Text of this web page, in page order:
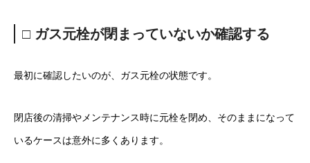
□ ガス元栓が閉まっていないか確認する
最初に確認したいのが、ガス元栓の状態です。
閉店後の清掃やメンテナンス時に元栓を閉め、そのままになって
いるケースは意外に多くあります。